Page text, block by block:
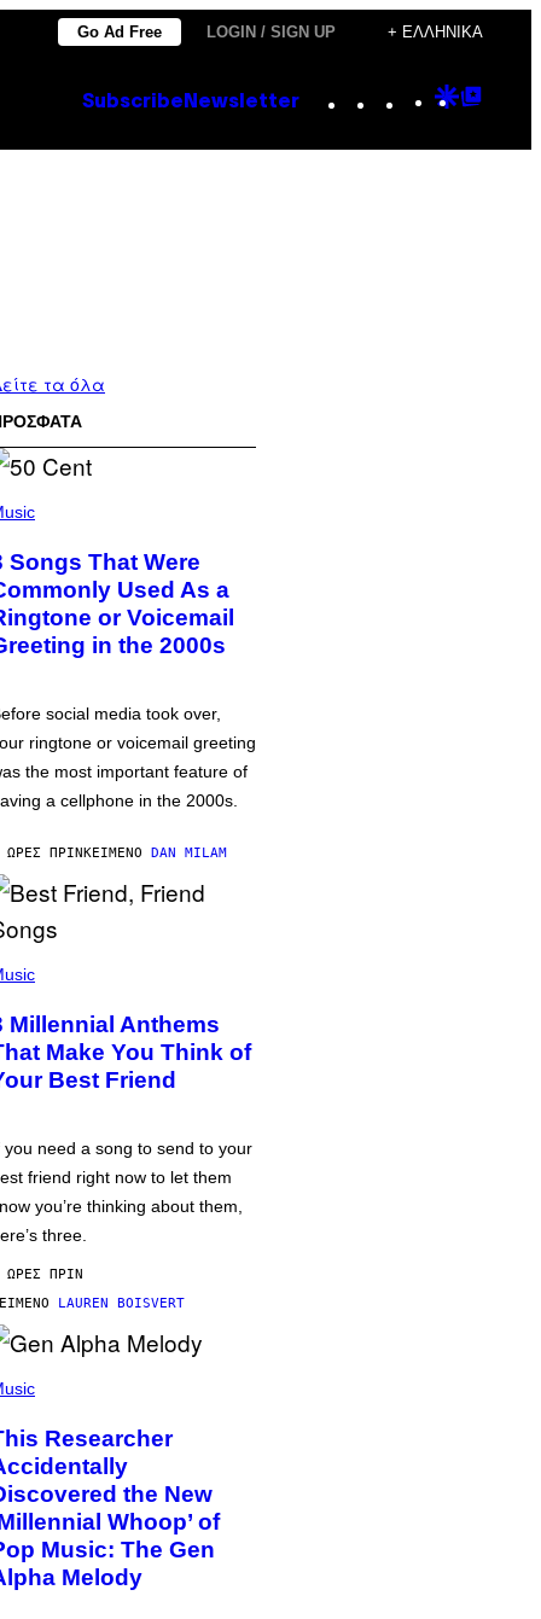
Go Ad Free LOGIN / SIGN UP + ΕΛΛΗΝΙΚΆ
Subscribe Newsletter Instagram
TikTok
YouTube
Google
τα όλα
Songs That Were
Used As a
or Voicemail
in the 2000s
social media took over,
ringtone or voicemail greeting
the most important feature of
a cellphone in the 2000s.
ΏΡΕΣ ΠΡΙΝΚΕΊΜΕΝΟ DAN MILAM
Millennial Anthems
Make You Think of
Best Friend
you need a song to send to your
friend right now to let them
you’re thinking about them,
three.
ΏΡΕΣ ΠΡΙΝ
LAUREN BOISVERT
Researcher
the New
Whoop’ of
Music: The Gen
Melody